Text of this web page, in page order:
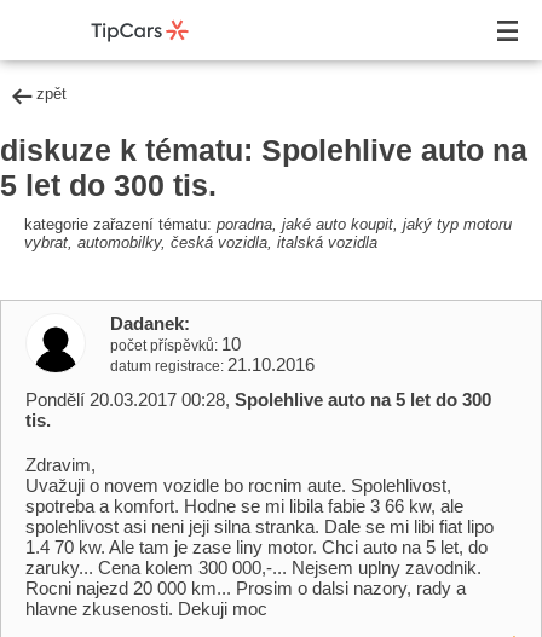
zpět
diskuze k tématu: Spolehlive auto na
5 let do 300 tis.
kategorie zařazení tématu: poradna, jaké auto koupit, jaký typ motoru
vybrat, automobilky, česká vozidla, italská vozidla
Dadanek
počet příspěvků 10
datum registrace 21.10.2016
Pondělí 20.03.2017 00:28, Spolehlive auto na 5 let do 300
tis.
Zdravim,
Uvažuji o novem vozidle bo rocnim aute. Spolehlivost,
spotreba a komfort. Hodne se mi libila fabie 3 66 kw, ale
spolehlivost asi neni jeji silna stranka. Dale se mi libi fiat lipo
1.4 70 kw. Ale tam je zase liny motor. Chci auto na 5 let, do
zaruky... Cena kolem 300 000,-... Nejsem uplny zavodnik.
Rocni najezd 20 000 km... Prosim o dalsi nazory, rady a
hlavne zkusenosti. Dekuji moc